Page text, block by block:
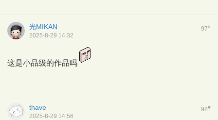
97#
光MIKAN
2025-8-29 14:32
这是小品级的作品吗
98#
thave
2025-8-29 14:56